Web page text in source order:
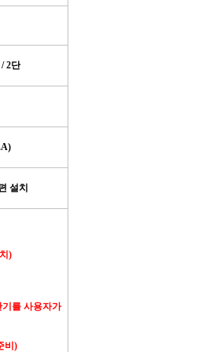
/ 2단
설치
)
기를 사용자가
비)